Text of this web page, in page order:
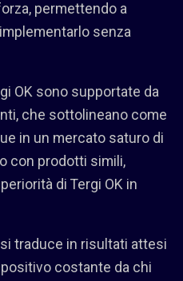
permettendo a
senza
OK sono supportate da
che sottolineano come
in un mercato saturo di
con prodotti simili,
di Tergi OK in
traduce in risultati attesi
costante da chi